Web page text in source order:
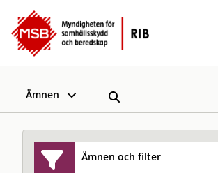
Ämnen
Ämnen och filter